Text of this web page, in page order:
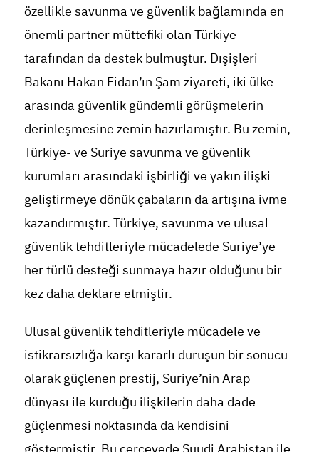
özellikle savunma ve güvenlik bağlamında en
önemli partner müttefiki olan Türkiye
tarafından da destek bulmuştur. Dışişleri
Bakanı Hakan Fidan’ın Şam ziyareti, iki ülke
arasında güvenlik gündemli görüşmelerin
derinleşmesine zemin hazırlamıştır. Bu zemin,
Türkiye- ve Suriye savunma ve güvenlik
kurumları arasındaki işbirliği ve yakın ilişki
geliştirmeye dönük çabaların da artışına ivme
kazandırmıştır. Türkiye, savunma ve ulusal
güvenlik tehditleriyle mücadelede Suriye’ye
her türlü desteği sunmaya hazır olduğunu bir
kez daha deklare etmiştir.
Ulusal güvenlik tehditleriyle mücadele ve
istikrarsızlığa karşı kararlı duruşun bir sonucu
olarak güçlenen prestij, Suriye’nin Arap
dünyası ile kurduğu ilişkilerin daha dade
güçlenmesi noktasında da kendisini